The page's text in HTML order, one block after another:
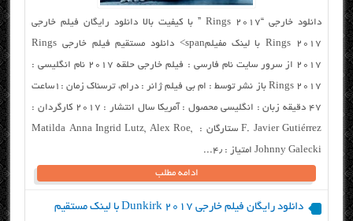
دانلود خارجی “Rings 2017 ” با کیفیت بالا دانلود رایگان فیلم خارجی
Rings 2017 با لینک مفیلمspan> دانلود مستقیم فیلم خارجی Rings
2017 از سرور سایت نام فارسی : فیلم خارجی حلقه ۲۰۱۷ نام انگلیسی :
Rings 2017 باز نشر توسط : ام بی فیلم ژانر : درام، ترسناک زمان :۱ساعت
۴۷ دقیقه زبان : انگلیسی محصول : آمریکا سال انتشار : ۲۰۱۷ کارگردان :
F. Javier Gutiérrez ستارگان : Matilda Anna Ingrid Lutz, Alex Roe,
Johnny Galecki امتیاز : ۴٫...
ادامه مطلب
دانلود رایگان فیلم خارجی Dunkirk 2017 با لینک مستقیم